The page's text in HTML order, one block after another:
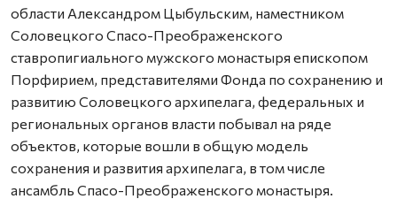
области Александром Цыбульским, наместником
Соловецкого Спасо-Преображенского
ставропигиального мужского монастыря епископом
Порфирием, представителями Фонда по сохранению и
развитию Соловецкого архипелага, федеральных и
региональных органов власти побывал на ряде
объектов, которые вошли в общую модель
сохранения и развития архипелага, в том числе
ансамбль Спасо-Преображенского монастыря.